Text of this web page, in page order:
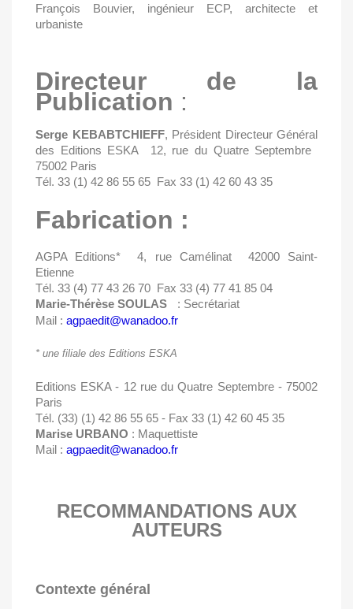
François Bouvier, ingénieur ECP, architecte et
urbaniste
Directeur de la
Publication :
Serge KEBABTCHIEFF, Président Directeur Général
des Editions ESKA  12, rue du Quatre Septembre 
75002 Paris
Tél. 33 (1) 42 86 55 65  Fax 33 (1) 42 60 43 35
Fabrication :
AGPA Editions*  4, rue Camélinat  42000 Saint-
Etienne
Tél. 33 (4) 77 43 26 70  Fax 33 (4) 77 41 85 04
Marie-Thérèse SOULAS : Secrétariat
Mail : agpaedit@wanadoo.fr
* une filiale des Editions ESKA
Editions ESKA - 12 rue du Quatre Septembre - 75002
Paris
Tél. (33) (1) 42 86 55 65 - Fax 33 (1) 42 60 45 35
Marise URBANO : Maquettiste
Mail : agpaedit@wanadoo.fr
RECOMMANDATIONS AUX
AUTEURS
Contexte général